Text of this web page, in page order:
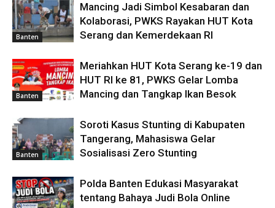
Banten
Mancing Jadi Simbol Kesabaran dan
Kolaborasi, PWKS Rayakan HUT Kota
Serang dan Kemerdekaan RI
Banten
Meriahkan HUT Kota Serang ke-19 dan
HUT RI ke 81, PWKS Gelar Lomba
Mancing dan Tangkap Ikan Besok
Banten
Soroti Kasus Stunting di Kabupaten
Tangerang, Mahasiswa Gelar
Sosialisasi Zero Stunting
Polda Banten Edukasi Masyarakat
tentang Bahaya Judi Bola Online